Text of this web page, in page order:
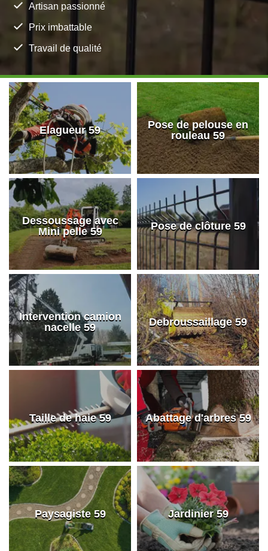
Artisan passionné
Prix imbattable
Travail de qualité
Elagueur 59
Pose de pelouse en
rouleau 59
Dessoussage avec
Mini pelle 59
Pose de clôture 59
Intervention camion
nacelle 59
Debroussaillage 59
Taille de haie 59 Abattage d'arbres 59
Paysagiste 59 Jardinier 59